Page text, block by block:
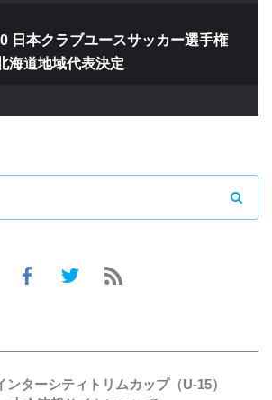
日本クラブユースサッカー選手権
海道地域代表決定
ンターシティトリムカップ（U-15）